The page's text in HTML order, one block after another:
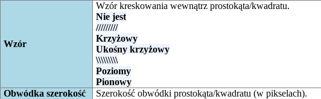
Wzór
Wzór kreskowania wewnątrz prostokąta/kwadratu.
Nie jest
/////////
Krzyżowy
Ukośny krzyżowy
\\\\\\\\\
Poziomy
Pionowy
Obwódka szerokość
Szerokość obwódki prostokąta/kwadratu (w pikselach).